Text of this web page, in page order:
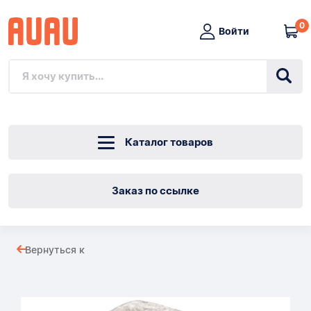
Войти
0
Каталог товаров
Заказ по ссылке
Вернуться к